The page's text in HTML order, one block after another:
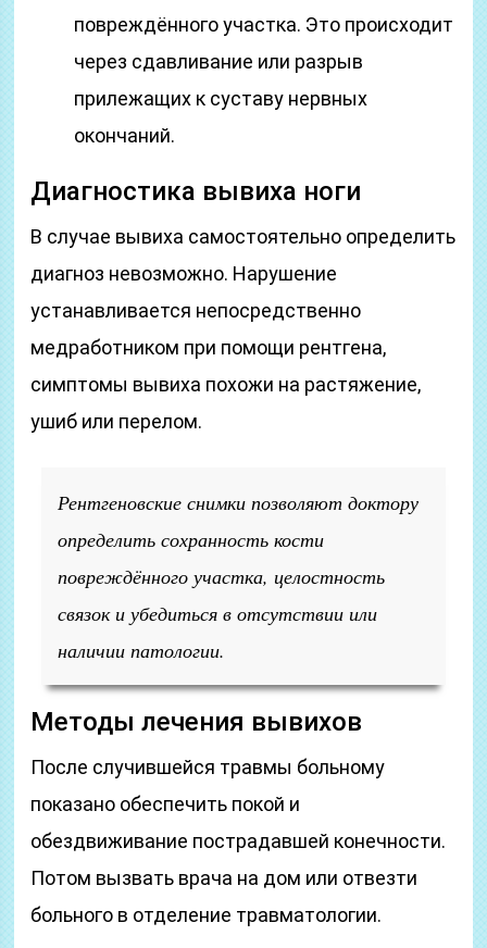
повреждённого участка. Это происходит
через сдавливание или разрыв
прилежащих к суставу нервных
окончаний.
Диагностика вывиха ноги
В случае вывиха самостоятельно определить
диагноз невозможно. Нарушение
устанавливается непосредственно
медработником при помощи рентгена,
симптомы вывиха похожи на растяжение,
ушиб или перелом.
Рентгеновские снимки позволяют доктору
определить сохранность кости
повреждённого участка, целостность
связок и убедиться в отсутствии или
наличии патологии.
Методы лечения вывихов
После случившейся травмы больному
показано обеспечить покой и
обездвиживание пострадавшей конечности.
Потом вызвать врача на дом или отвезти
больного в отделение травматологии.